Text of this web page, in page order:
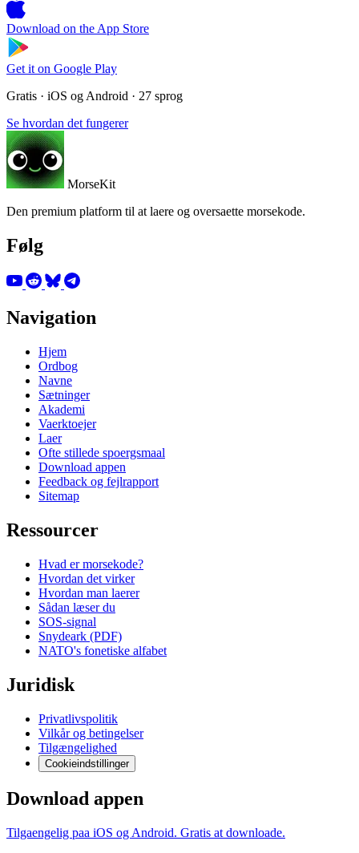
Download on the App Store
Get it on Google Play
Gratis · iOS og Android · 27 sprog
Se hvordan det fungerer
MorseKit
Den premium platform til at laere og oversaette morsekode.
Følg
Navigation
Hjem
Ordbog
Navne
Sætninger
Akademi
Vaerktoejer
Laer
Ofte stillede spoergsmaal
Download appen
Feedback og fejlrapport
Sitemap
Ressourcer
Hvad er morsekode?
Hvordan det virker
Hvordan man laerer
Sådan læser du
SOS-signal
Snydeark (PDF)
NATO's fonetiske alfabet
Juridisk
Privatlivspolitik
Vilkår og betingelser
Tilgængelighed
Cookieindstillinger
Download appen
Tilgaengelig paa iOS og Android. Gratis at downloade.